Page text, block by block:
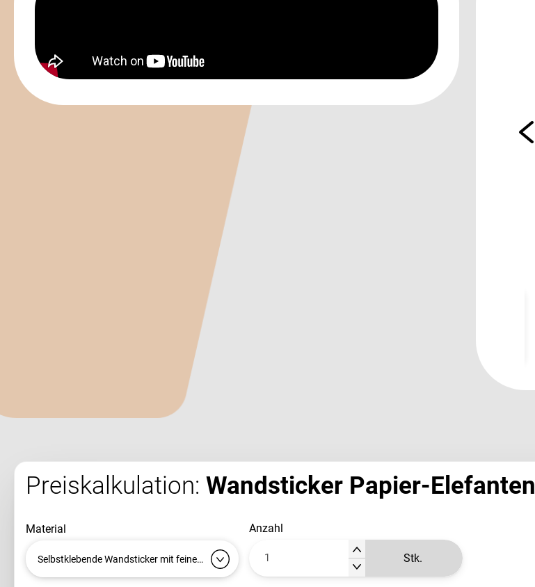
Preiskalkulation: Wandsticker Papier-Elefanten
material
Selbstklebende Wandsticker mit feiner Textur
anzahl
Stk.